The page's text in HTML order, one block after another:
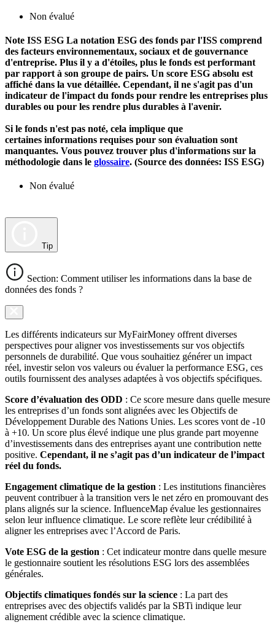
Non évalué
Note ISS ESG La notation ESG des fonds par l'ISS comprend
des facteurs environnementaux, sociaux et de gouvernance
d'entreprise. Plus il y a d'étoiles, plus le fonds est performant
par rapport à son groupe de pairs. Un score ESG absolu est
affiché dans la vue détaillée. Cependant, il ne s'agit pas d'un
indicateur de l'impact du fonds pour rendre les entreprises plus
durables ou pour les rendre plus durables à l'avenir.
Si le fonds n'est pas noté, cela implique que
certaines informations requises pour son évaluation sont
manquantes. Vous pouvez trouver plus d'informations sur la
méthodologie dans le glossaire. (Source des données: ISS ESG)
Non évalué
Tip
Section: Comment utiliser les informations dans la base de
données des fonds ?
Les différents indicateurs sur MyFairMoney offrent diverses
perspectives pour aligner vos investissements sur vos objectifs
personnels de durabilité. Que vous souhaitiez générer un impact
réel, investir selon vos valeurs ou évaluer la performance ESG, ces
outils fournissent des analyses adaptées à vos objectifs spécifiques.
Score d’évaluation des ODD : Ce score mesure dans quelle mesure
les entreprises d’un fonds sont alignées avec les Objectifs de
Développement Durable des Nations Unies. Les scores vont de -10
à +10. Un score plus élevé indique une plus grande part moyenne
d’investissements dans des entreprises ayant une contribution nette
positive. Cependant, il ne s’agit pas d’un indicateur de l’impact
réel du fonds.
Engagement climatique de la gestion : Les institutions financières
peuvent contribuer à la transition vers le net zéro en promouvant des
plans alignés sur la science. InfluenceMap évalue les gestionnaires
selon leur influence climatique. Le score reflète leur crédibilité à
aligner les entreprises avec l’Accord de Paris.
Vote ESG de la gestion : Cet indicateur montre dans quelle mesure
le gestionnaire soutient les résolutions ESG lors des assemblées
générales.
Objectifs climatiques fondés sur la science : La part des
entreprises avec des objectifs validés par la SBTi indique leur
alignement crédible avec la science climatique.